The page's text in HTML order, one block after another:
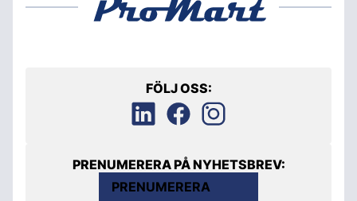
FÖLJ OSS:
PRENUMERERA PÅ NYHETSBREV:
PRENUMERERA